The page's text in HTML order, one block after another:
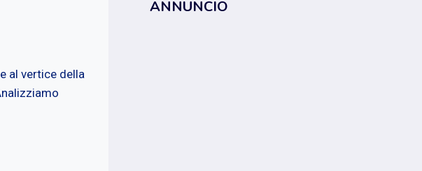
al vertice della
ANNUNCIO